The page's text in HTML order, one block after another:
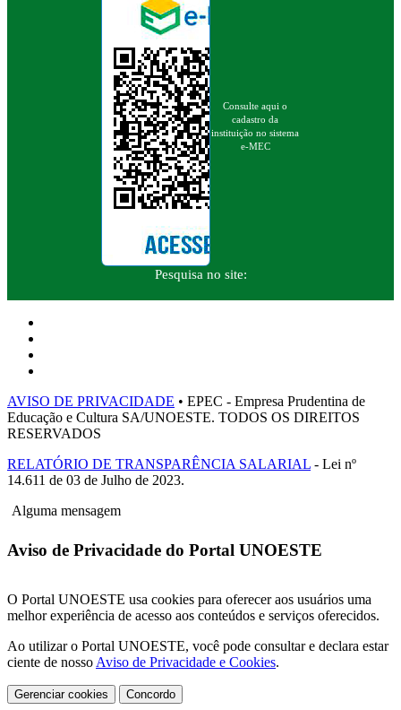
Consulte aqui o
cadastro da
instituição no sistema
e-MEC
Pesquisa no site:
AVISO DE PRIVACIDADE • EPEC - Empresa Prudentina de
Educação e Cultura SA/UNOESTE. TODOS OS DIREITOS
RESERVADOS
RELATÓRIO DE TRANSPARÊNCIA SALARIAL - Lei nº
14.611 de 03 de Julho de 2023.
Alguma mensagem
Aviso de Privacidade do Portal UNOESTE
O Portal UNOESTE usa cookies para oferecer aos usuários uma
melhor experiência de acesso aos conteúdos e serviços oferecidos.
Ao utilizar o Portal UNOESTE, você pode consultar e declara estar
ciente de nosso Aviso de Privacidade e Cookies.
Gerenciar cookies Concordo